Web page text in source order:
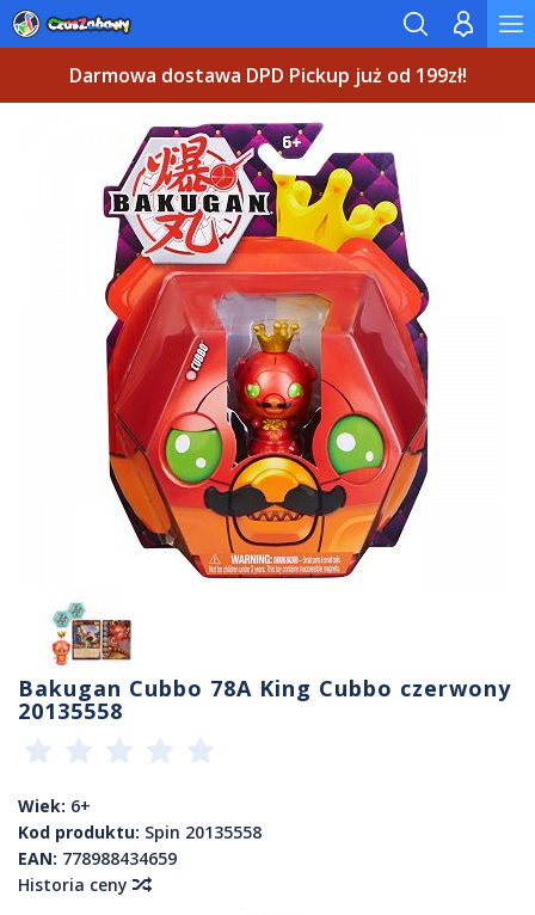
Darmowa dostawa DPD Pickup już od 199zł!
Bakugan Cubbo 78A King Cubbo czerwony
20135558
Wiek: 6+
Kod produktu: Spin 20135558
EAN: 778988434659
Historia ceny